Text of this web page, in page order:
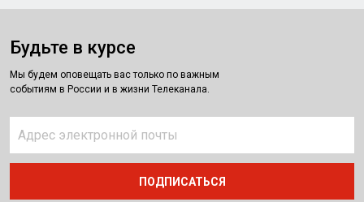
Будьте в курсе
Мы будем оповещать вас только по важным
событиям в России и в жизни Телеканала.